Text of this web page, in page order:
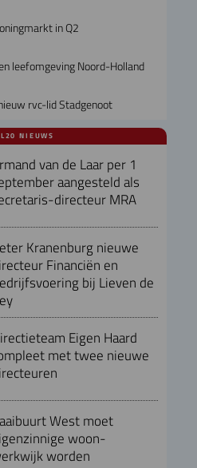
in Q2
leefomgeving Noord-Holland
rvc-lid Stadgenoot
NIEUWS
van de Laar per 1
aangesteld als
directeur MRA
Kranenburg nieuwe
Financiën en
bij Lieven de
Eigen Haard
met twee nieuwe
West moet
woon-
worden